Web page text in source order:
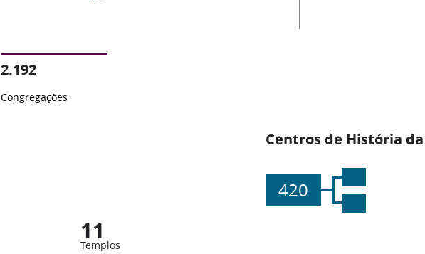
2.192
Congregações
Centros de História
420
11
Templos